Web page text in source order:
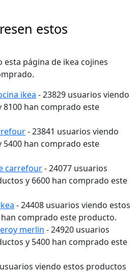
estos
esta página de ikea cojines
ikea - 23829 usuarios viendo
han comprado este
- 23841 usuarios viendo
han comprado este
carrefour- 24077 usuarios
y 6600 han comprado este
- 24408 usuarios viendo estos
comprado este producto.
merlin - 24920 usuarios
y 5400 han comprado este
viendo estos productos